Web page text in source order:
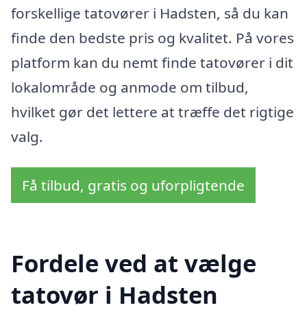
forskellige tatovører i Hadsten, så du kan
finde den bedste pris og kvalitet. På vores
platform kan du nemt finde tatovører i dit
lokalområde og anmode om tilbud,
hvilket gør det lettere at træffe det rigtige
valg.
Få tilbud, gratis og uforpligtende
Fordele ved at vælge
tatovør i Hadsten